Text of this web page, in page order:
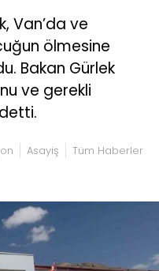
Van’da ve
ölmesine
Bakan Gürlek
ve gerekli
Asayiş Tüm Haberler